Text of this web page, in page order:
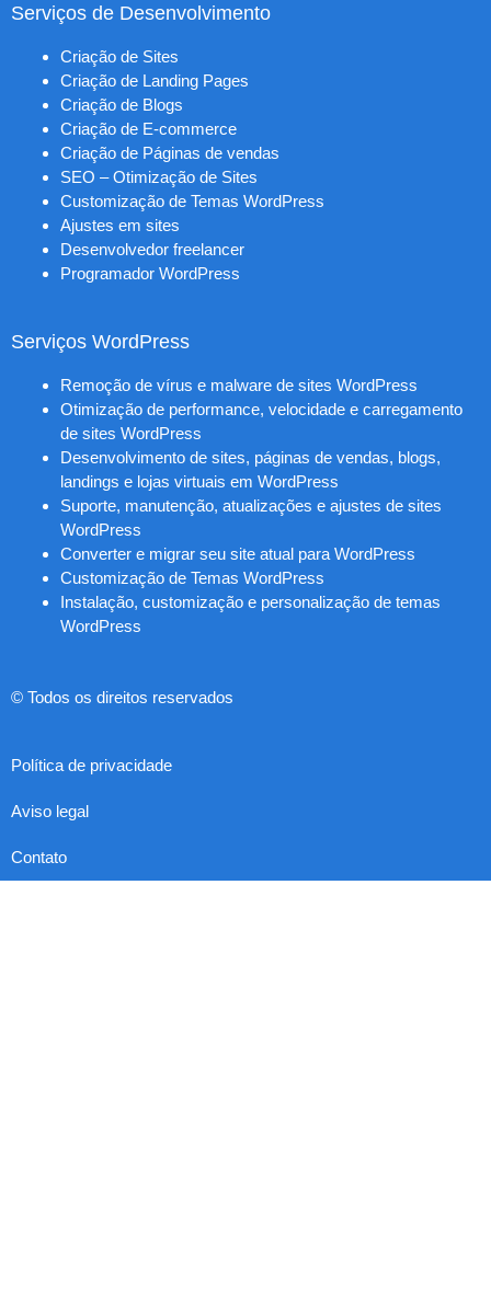
Serviços de Desenvolvimento
Criação de Sites
Criação de Landing Pages
Criação de Blogs
Criação de E-commerce
Criação de Páginas de vendas
SEO – Otimização de Sites
Customização de Temas WordPress
Ajustes em sites
Desenvolvedor freelancer
Programador WordPress
Serviços WordPress
Remoção de vírus e malware de sites WordPress
Otimização de performance, velocidade e carregamento
de sites WordPress
Desenvolvimento de sites, páginas de vendas, blogs,
landings e lojas virtuais em WordPress
Suporte, manutenção, atualizações e ajustes de sites
WordPress
Converter e migrar seu site atual para WordPress
Customização de Temas WordPress
Instalação, customização e personalização de temas
WordPress
© Todos os direitos reservados
Política de privacidade
Aviso legal
Contato